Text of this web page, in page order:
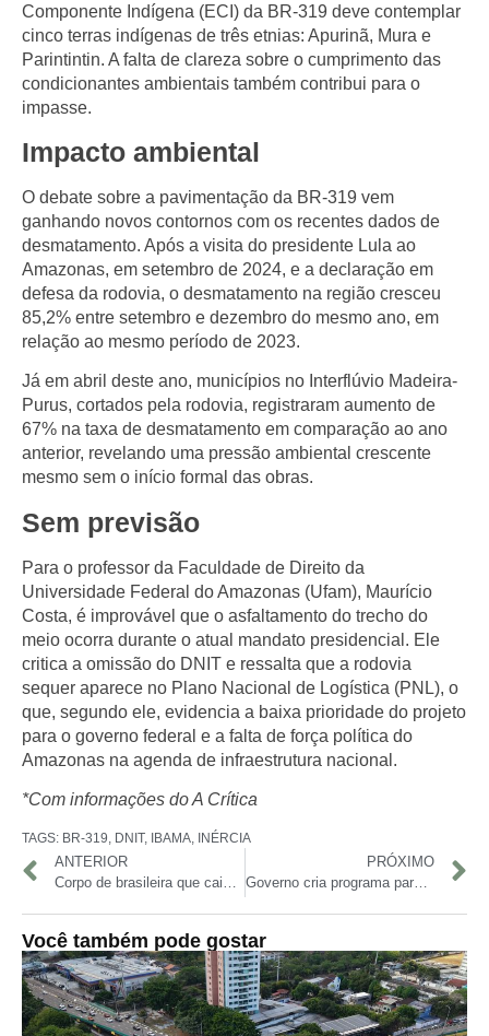
Componente Indígena (ECI) da BR-319 deve contemplar
cinco terras indígenas de três etnias: Apurinã, Mura e
Parintintin. A falta de clareza sobre o cumprimento das
condicionantes ambientais também contribui para o
impasse.
Impacto ambiental
O debate sobre a pavimentação da BR-319 vem
ganhando novos contornos com os recentes dados de
desmatamento. Após a visita do presidente Lula ao
Amazonas, em setembro de 2024, e a declaração em
defesa da rodovia, o desmatamento na região cresceu
85,2% entre setembro e dezembro do mesmo ano, em
relação ao mesmo período de 2023.
Já em abril deste ano, municípios no Interflúvio Madeira-
Purus, cortados pela rodovia, registraram aumento de
67% na taxa de desmatamento em comparação ao ano
anterior, revelando uma pressão ambiental crescente
mesmo sem o início formal das obras.
Sem previsão
Para o professor da Faculdade de Direito da
Universidade Federal do Amazonas (Ufam), Maurício
Costa, é improvável que o asfaltamento do trecho do
meio ocorra durante o atual mandato presidencial. Ele
critica a omissão do DNIT e ressalta que a rodovia
sequer aparece no Plano Nacional de Logística (PNL), o
que, segundo ele, evidencia a baixa prioridade do projeto
para o governo federal e a falta de força política do
Amazonas na agenda de infraestrutura nacional.
*Com informações do A Crítica
TAGS: BR-319 DNIT, IBAMA INÉRCIA
ANTERIOR
Corpo de brasileira que caiu em vulcão é resgatado na Indonésia
PRÓXIMO
Governo cria programa para hospitais privados e filantrópicos trocarem dívidas por atendimento ao SUS
Você também pode gostar